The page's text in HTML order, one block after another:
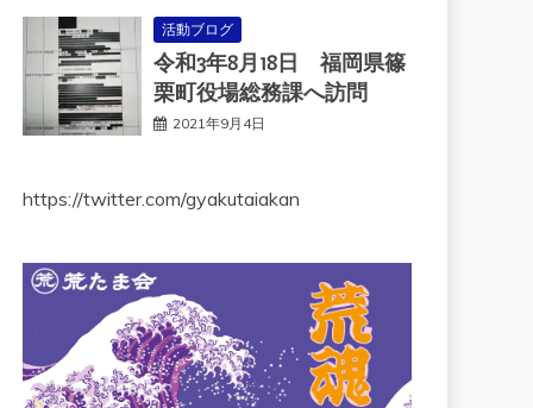
活動ブログ
令和3年8月18日 福岡県篠
栗町役場総務課へ訪問
2021年9月4日
https://twitter.com/gyakutaiakan